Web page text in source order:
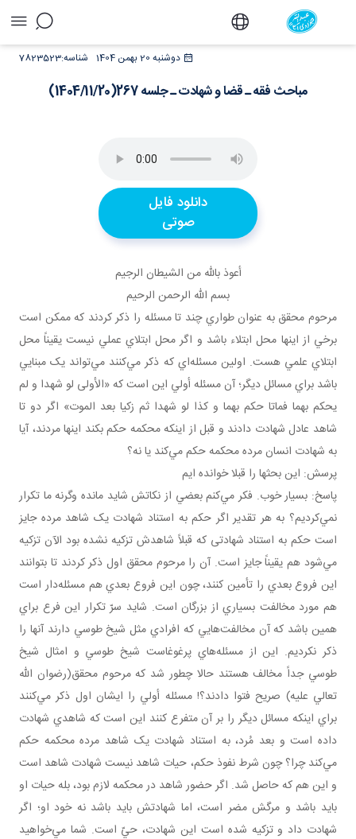
مباحث فقه ـ قضا و شهادت ـ جلسه
دوشنبه 20 بهمن 1404 7823523شناسه:
مباحث فقه ـ قضا و شهادت ـ جلسه 267(1404/11/20)
دانلود فایل
صوتی
أعوذ بالله من الشيطان الرجيم
بسم الله الرحمن الرحيم
مرحوم محقق به عنوان طواري چند تا مسئله را ذکر کردند که ممکن است
برخي از اينها محل ابتلاء باشد و اگر محل ابتلاي عملي نيست يقيناً محل
ابتلاي علمي هست. اولين مسئله‌اي که ذکر مي‌کنند مي‌تواند يک مبنايي
باشد براي مسائل ديگر؛ آن مسئله أولي اين است که «الأولى لو شهدا و لم
يحكم بهما فماتا حكم بهما و كذا لو شهدا ثم زكيا بعد الموت» اگر دو تا
شاهد عادل شهادت دادند و قبل از اينکه محکمه حکم بکند اينها مردند، آيا
به شهادت انسان مرده محکمه حکم مي‌کند يا نه؟
پرسش: اين بحث­ها را قبلا خوانده ايم
پاسخ: بسيار خوب. فکر مي‌کنم بعضي از نکاتش شايد مانده وگرنه ما تکرار
نمي‌کرديم؟ به هر تقدير اگر حکم به استناد شهادت يک شاهد مرده جايز
است حکم به استناد شهادتی که قبلاً شاهدش تزکيه نشده بود الآن تزکيه
مي‌شود هم يقيناً جايز است. آن را مرحوم محقق اول ذکر کردند تا بتوانند
اين فروع بعدي را تأمين کنند، چون اين فروع بعدي هم مسئله‌دار است
هم مورد مخالفت بسياري از بزرگان است. شايد سرّ تکرار اين فرع براي
همين باشد که آن مخالفت‌هايي که افرادي مثل شيخ طوسي دارند آنها را
ذکر نکرديم. اين از مسئله‌هاي پرغوغاست شيخ طوسي و امثال شيخ
طوسي جداً مخالف هستند حالا چطور شد که مرحوم محقق(رضوان الله
تعالي عليه) صريح فتوا دادند؟! مسئله أولي را ايشان اول ذکر مي‌کنند
براي اينکه مسائل ديگر را بر آن متفرع کنند اين است که شاهدي شهادت
داده است و بعد مُرد، به استناد شهادت يک شاهد مرده محکمه حکم
مي‌کند چرا؟ چون شرط نفوذ حکم، حيات شاهد نيست شهادت شاهد است
و اين هم که حاصل شد. اگر حضور شاهد در محکمه لازم بود، بله حيات او
بايد باشد و مرگش مضر است، اما شهادتش بايد باشد نه خود او؛ اگر
شهادت داد و تزکيه شده است اين شهادت، حيّ است. شما مي‌خواهيد